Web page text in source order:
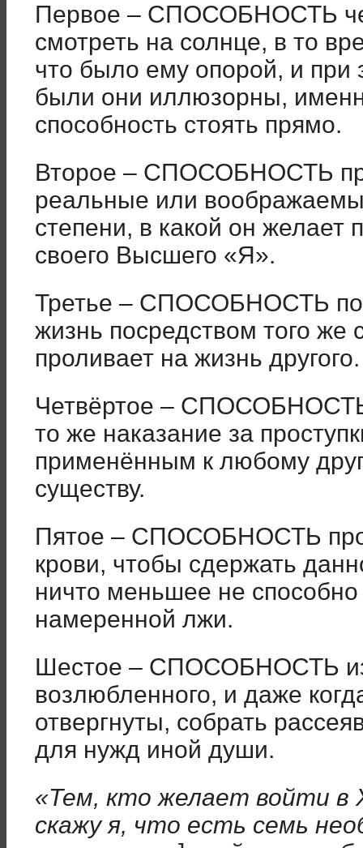
Первое – СПОСОБНОСТЬ
смотреть на солнце, в то
что было ему опорой, и при
были они иллюзорны,
способность стоять прямо.
Второе – СПОСОБНОСТЬ
реальные или
степени, в какой он желает
своего Высшего «Я».
Третье – СПОСОБНОСТЬ
жизнь посредством того же
проливает на жизнь другого.
Четвёртое –
то же наказание за
применённым к любому
существу.
Пятое – СПОСОБНОСТЬ
крови, чтобы сдержать
ничто меньшее не способно
намеренной лжи.
Шестое – СПОСОБНОСТЬ
возлюбленного, и даже
отвергнуты, собрать
для нужд иной души.
«Тем, кто желает войти в
скажу я, что есть семь